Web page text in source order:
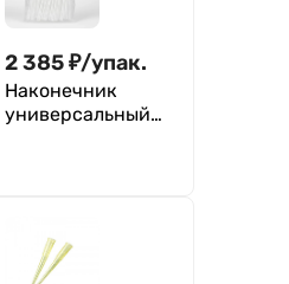
2 385₽/упак.
Наконечник
универсальный